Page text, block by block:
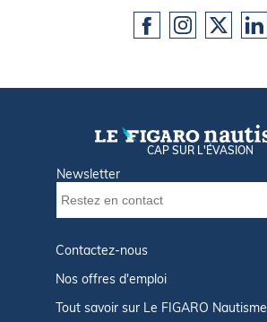
CAP SUR L'ÉVASION
Newsletter
Contactez-nous
Nos offres d'emploi
Tout savoir sur Le FIGARO Nautisme